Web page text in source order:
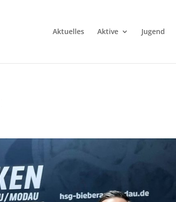
Aktuelles Aktive Jugend